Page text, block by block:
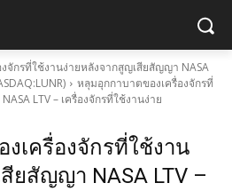
จักรที่ใช้งานง่ายหลังจากสูญเสียสัญญา NASA
หลุมอุกกาบาตของเครื่องจักรที่
LTV – เครื่องจักรที่ใช้งานง่าย
เครื่องจักรที่ใช้งาน
ยสัญญา NASA LTV –